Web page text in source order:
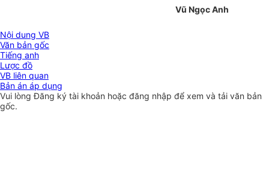
Vũ Ngọc Anh
Nội dung VB
Văn bản gốc
Tiếng anh
Lược đồ
VB liên quan
Bản án áp dụng
Vui lòngĐăng ký tài khoản hoặc đăng nhập để xem và tải văn bản
gốc.